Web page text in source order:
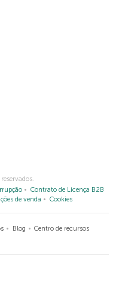
Contrato de Licença B2B
de venda Cookies
Blog
Centro de recursos